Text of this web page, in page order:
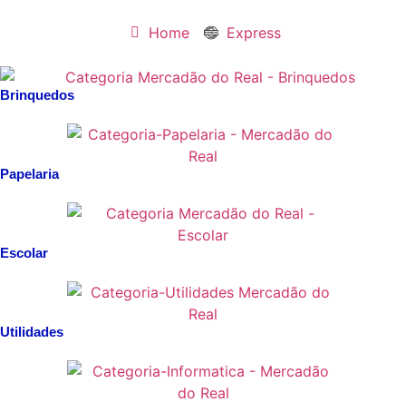
Home Express
Brinquedos
Papelaria
Escolar
Utilidades